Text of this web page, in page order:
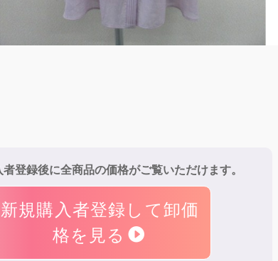
者登録後に全商品の価格がご覧いただけます。
新規購入者登録して卸価
格を見る